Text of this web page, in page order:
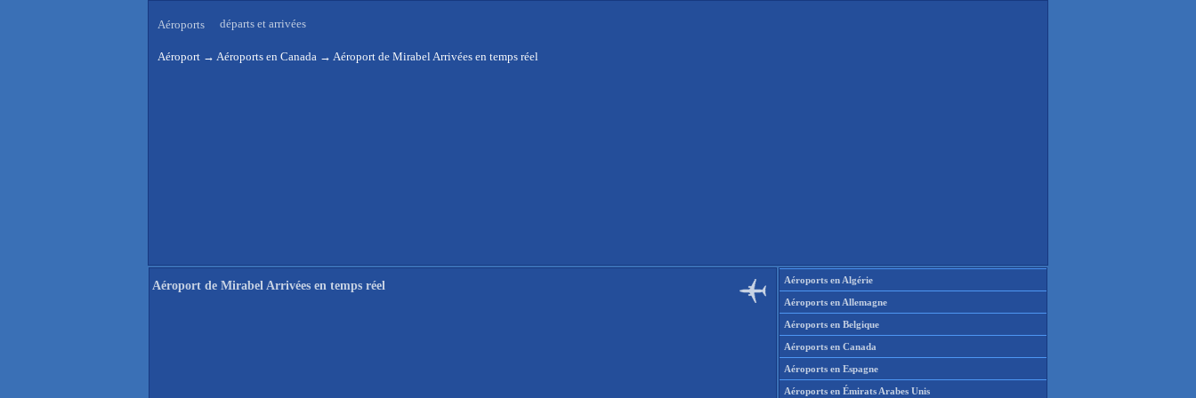
Aéroports départs et arrivées
Aéroport → Aéroports en Canada → Aéroport de Mirabel Arrivées en temps réel
Aéroport de Mirabel Arrivées en temps réel Aéroports en Algérie
Aéroports en Allemagne
Aéroports en Belgique
Aéroports en Canada
Aéroports en Espagne
Aéroports en Émirats Arabes Unis